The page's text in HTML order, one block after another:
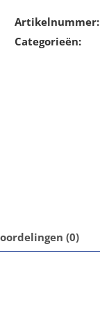
Artikelnummer:
Categorieën:
(0)